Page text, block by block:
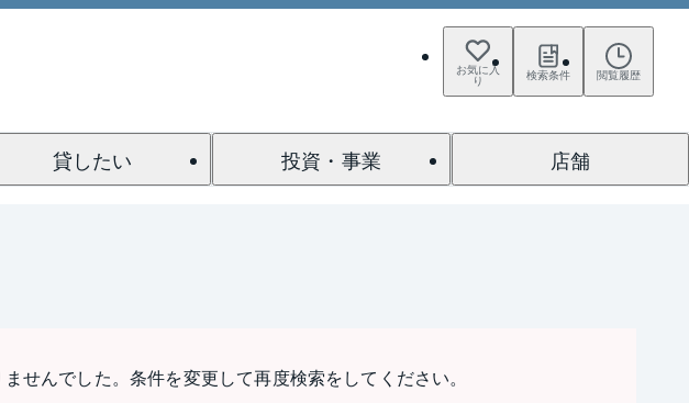
お気に入
り 検索条件 閲覧履歴
貸したい 投資・事業 店舗
せんでした。条件を変更して再度検索をしてください。